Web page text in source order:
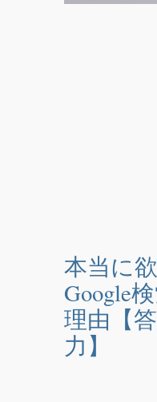
本当に
Google
理由【
力】